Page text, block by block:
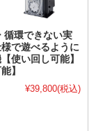
循環できない実
で遊べるように
使い回し可能】
】
¥39,800(税込)